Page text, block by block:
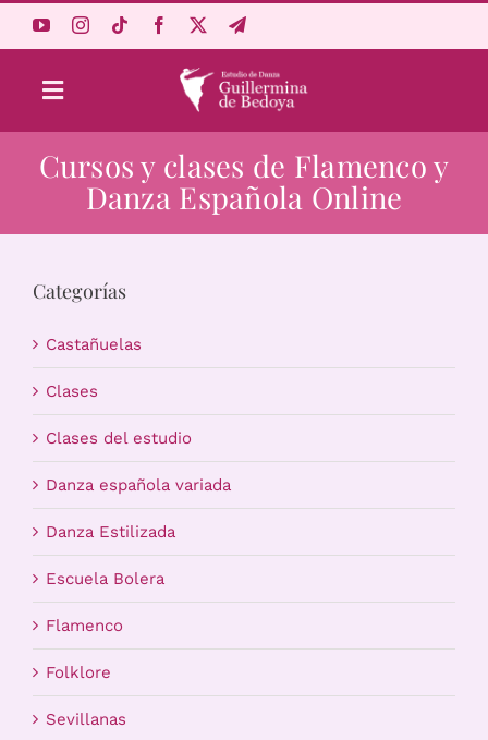
Toggle
Navigation
Aprende Online
Estudio
Carrito
Cursos y clases de Flamenco y
Danza Española Online
Categorías
Castañuelas
Clases
Clases del estudio
Danza española variada
Danza Estilizada
Escuela Bolera
Flamenco
Folklore
Sevillanas